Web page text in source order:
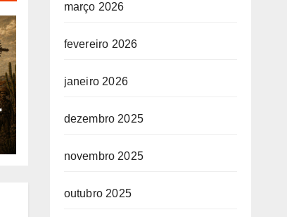
março 2026
fevereiro 2026
janeiro 2026
dezembro 2025
novembro 2025
outubro 2025